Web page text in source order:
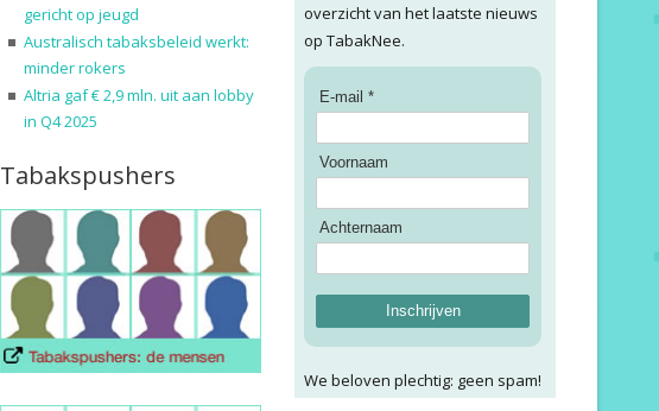
gericht op jeugd
Australisch tabaksbeleid werkt:
minder rokers
Altria gaf € 2,9 mln. uit aan lobby
in Q4 2025
Tabakspushers
overzicht van het laatste nieuws
op TabakNee.
E-mail *
Voornaam
Achternaam
Inschrijven
We beloven plechtig: geen spam!